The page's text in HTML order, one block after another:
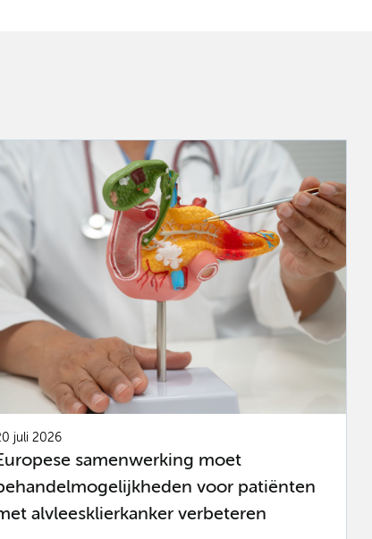
juli 2026
samenwerking moet
voor patiënten
alvleesklierkanker verbeteren